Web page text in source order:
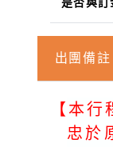
出團備註
【本
忠於